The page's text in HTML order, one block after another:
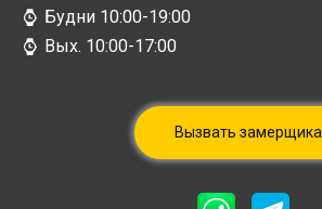
Будни 10:00-19:00
Вых. 10:00-17:00
Вызвать замерщика